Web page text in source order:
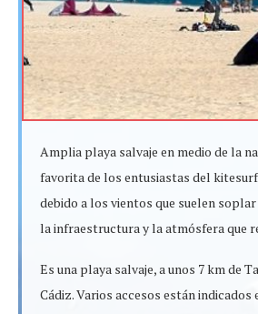
Amplia playa salvaje en medio de la
favorita de los entusiastas del
debido a los vientos que suelen soplar
la infraestructura y la atmósfera que
Es una playa salvaje, a unos 7 km de
Cádiz. Varios accesos están indicados